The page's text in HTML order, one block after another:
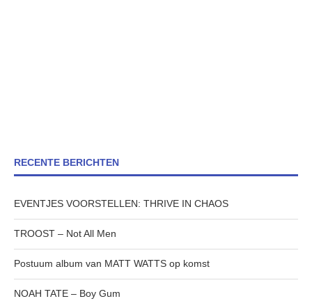
RECENTE BERICHTEN
EVENTJES VOORSTELLEN: THRIVE IN CHAOS
TROOST – Not All Men
Postuum album van MATT WATTS op komst
NOAH TATE – Boy Gum